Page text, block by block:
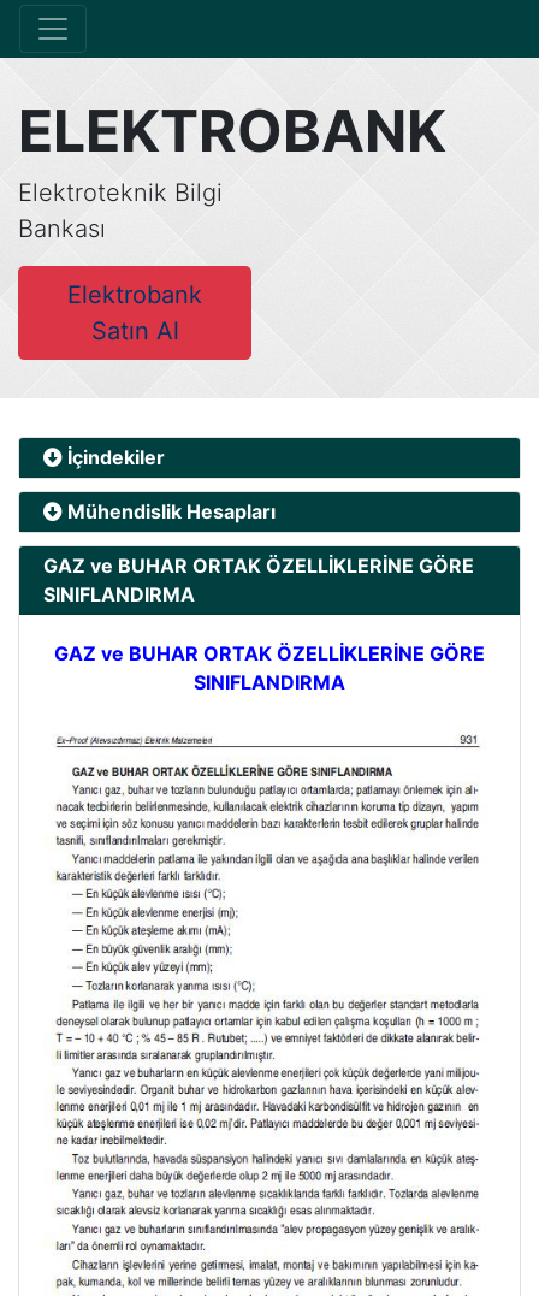
ELEKTROBANK
Elektroteknik Bilgi
Bankası
Elektrobank
Satın Al
İçindekiler
Mühendislik Hesapları
GAZ ve BUHAR ORTAK ÖZELLİKLERİNE GÖRE
SINIFLANDIRMA
GAZ ve BUHAR ORTAK ÖZELLİKLERİNE GÖRE
SINIFLANDIRMA